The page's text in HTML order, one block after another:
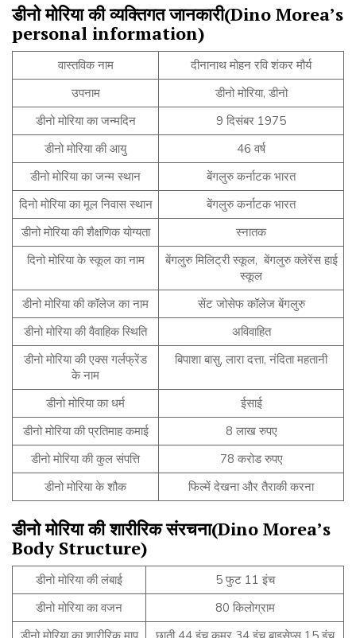
डीनो मोरिया की व्यक्तिगत जानकारी(Dino Morea’s
personal information)
वास्तविक नाम
दीनानाथ मोहन रवि शंकर मौर्य
उपनाम
डीनो मोरिया, डीनो
डीनो मोरिया का जन्मदिन
9 दिसंबर 1975
डीनो मोरिया की आयु
46 वर्ष
डीनो मोरिया का जन्म स्थान
बेंगलुरु कर्नाटक भारत
दिनो मोरिया का मूल निवास स्थान
बेंगलुरु कर्नाटक भारत
डीनो मोरिया की शैक्षणिक योग्यता
स्नातक
दिनो मोरिया के स्कूल का नाम
बेंगलुरु मिलिट्री स्कूल, बेंगलुरु क्लेरेंस हाई
स्कूल
डीनो मोरिया की कॉलेज का नाम
सेंट जोसेफ कॉलेज बेंगलुरु
डीनो मोरिया की वैवाहिक स्थिति
अविवाहित
डीनो मोरिया की एक्स गर्लफ्रेंड
के नाम
बिपाशा बासु, लारा दत्ता, नंदिता महतानी
डीनो मोरिया का धर्म
ईसाई
डीनो मोरिया की प्रतिमाह कमाई
8 लाख रुपए
डीनो मोरिया की कुल संपत्ति
78 करोड रुपए
डीनो मोरिया के शौक
फिल्में देखना और तैराकी करना
डीनो मोरिया की शारीरिक संरचना(Dino Morea’s
Body Structure)
डीनो मोरिया की लंबाई
5 फुट 11 इंच
डीनो मोरिया का वजन
80 किलोग्राम